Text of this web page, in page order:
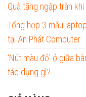
Quà tặng ngập tràn
Tổng hợp 3 mẫu
tại An Phát Computer
‘Nút màu đỏ’ ở giữa
tác dụng gì?